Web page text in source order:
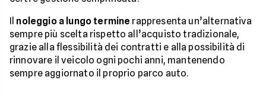
noleggio a lungo termine rappresenta un’alternativa
sempre più scelta rispetto all’acquisto tradizionale,
grazie alla flessibilità dei contratti e alla possibilità di
rinnovare il veicolo ogni pochi anni, mantenendo
sempre aggiornato il proprio parco auto.